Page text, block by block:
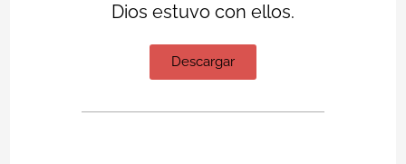
Dios estuvo con ellos.
Descargar